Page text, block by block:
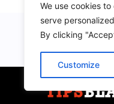
We use cookies
serve
By clicking
Customize